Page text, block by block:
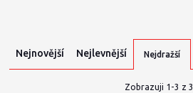
Nejnovější Nejlevnější Nejdražší
Zobrazuji 1-3 z 3